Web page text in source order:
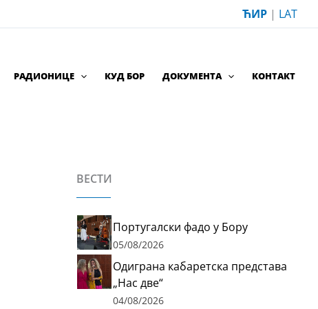
ЋИР | LAT
РАДИОНИЦЕ КУД БОР ДОКУМЕНТА КОНТАКТ
ВЕСТИ
Португалски фадо у Бору
05/08/2026
Одиграна кабаретска представа
„Нас две“
04/08/2026